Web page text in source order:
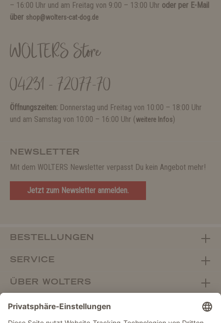
– 16:00 Uhr und am Freitag von 9:00 – 13:00 Uhr oder per E-Mail
über shop@wolters-cat-dog.de
WOLTERS Store
04231 - 72077-70
Öffnungszeiten: Donnerstag und Freitag von 10:00 – 18:00 Uhr
und am Samstag von 10:00 – 16:00 Uhr (weitere Infos)
NEWSLETTER
Mit dem WOLTERS Newsletter verpasst Du kein Angebot mehr!
Jetzt zum Newsletter anmelden.
BESTELLUNGEN
SERVICE
ÜBER WOLTERS
FACHHANDEL